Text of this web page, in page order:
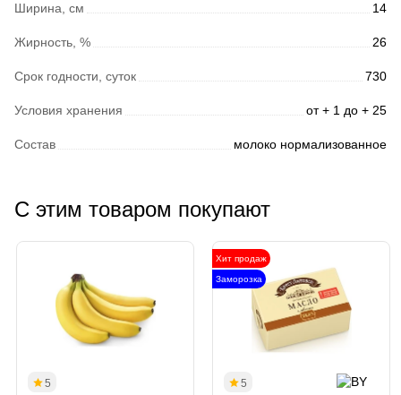
Ширина, см 14
Жирность, % 26
Срок годности, суток 730
Условия хранения от + 1 до + 25
Состав молоко нормализованное
С этим товаром покупают
5
Хит продаж
Заморозка
5